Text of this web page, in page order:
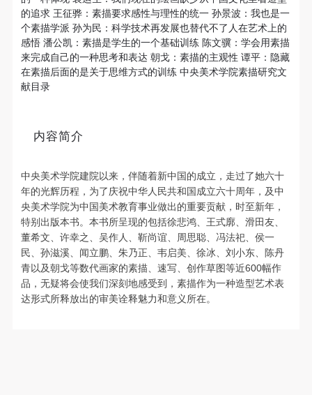
的追求 王征骅：素描要求感性与理性的统一 孙景波：我也是一
个素描学派 孙为民：科学技术再发展也替代不了人在艺术上的
感悟 潘公凯：素描是学生的一个基础训练 陈文骥：学会用素描
来完成自己的一种思考和表达 朝戈：素描的主观性 谭平：隐藏
在素描后面的是关于思维方式的训练 中央美术学院素描研究文
献目录
内容简介
中央美术学院建院以来，伴随着新中国的成立，走过了她六十
年的光辉历程，为了庆祝中华人民共和国成立六十周年，及中
央美术学院为中国美术教育事业做出的重要贡献，时至新年，
特别出版本书。本书所呈现的包括徐悲鸿、王式廓、滑田友、
董希文、许幸之、吴作人、靳尚谊、周思聪、冯法祀、侯一
民、孙滋溪、闻立鹏、朱乃正、韦启美、徐冰、刘小东、陈丹
青以及朝戈等数代画家的素描、速写、创作草图等近600幅作
品，无疑将会使我们深刻地感受到，素描作为一种造型艺术表
达形式所释放出的审美诠释魅力和意义所在。
北京刻意显得不那么的温暖，不禁想逃离这荒凉几
日，寻一处刺眼的阳光，重新洗礼那或许已经麻木的
感官。 选择去吴哥，因为太想亲自去感受一下这世界
上最重要的文明古迹，它将中国长城的雄伟、泰姬陵
的细致繁复和金字塔的对称之美全部完美的融为一
去凝望这曾经充满战乱、杀戮，到现今的和平和安
详。仿佛瞬间被抽离出这世间之外，画面被定格静止
式转载请联系作者。 关于吴哥，我想大约是我不必多
费口舌去解释每一处寺院的由来和历史，每一个来到
这里的人，多数都会花上个三五日去感受吴哥雄伟壮
观的寺院建筑群。 这里捡几个重要而美的分享。